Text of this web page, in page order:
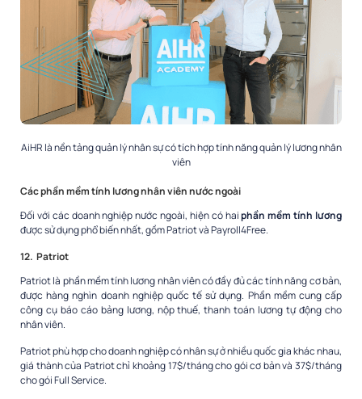
AiHR là nền tảng quản lý nhân sự có tích hợp tính năng quản lý lương nhân
viên
Cácphần mềm tính lương nhân viênnước ngoài
Đối với các doanh nghiệp nước ngoài, hiện có haiphần mềm tính lương
được sử dụng phổ biến nhất, gồm Patriot và Payroll4Free.
12. Patriot
Patriot là phần mềm tính lương nhân viêncó đầy đủ các tính năng cơ bản,
được hàng nghìn doanh nghiệp quốc tế sử dụng. Phần mềm cung cấp
công cụ báo cáo bảng lương, nộp thuế, thanh toán lương tự động cho
nhân viên.
Patriot phù hợp cho doanh nghiệp có nhân sự ở nhiều quốc gia khác nhau,
giá thành của Patriot chỉ khoảng 17$/tháng cho gói cơ bản và 37$/tháng
cho gói Full Service.